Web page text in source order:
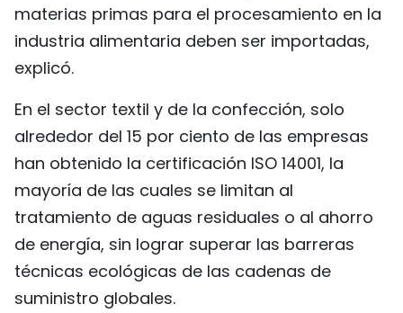
materias primas para el procesamiento en la
industria alimentaria deben ser importadas,
explicó.
En el sector textil y de la confección, solo
alrededor del 15 por ciento de las empresas
han obtenido la certificación ISO 14001, la
mayoría de las cuales se limitan al
tratamiento de aguas residuales o al ahorro
de energía, sin lograr superar las barreras
técnicas ecológicas de las cadenas de
suministro globales.